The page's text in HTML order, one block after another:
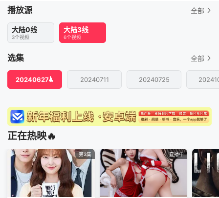
播放源 全部
大陆0线
3个视频
大陆3线
6个视频
选集 全部
20240627 20240711 20240725
正在热映🔥
第3集 直播中